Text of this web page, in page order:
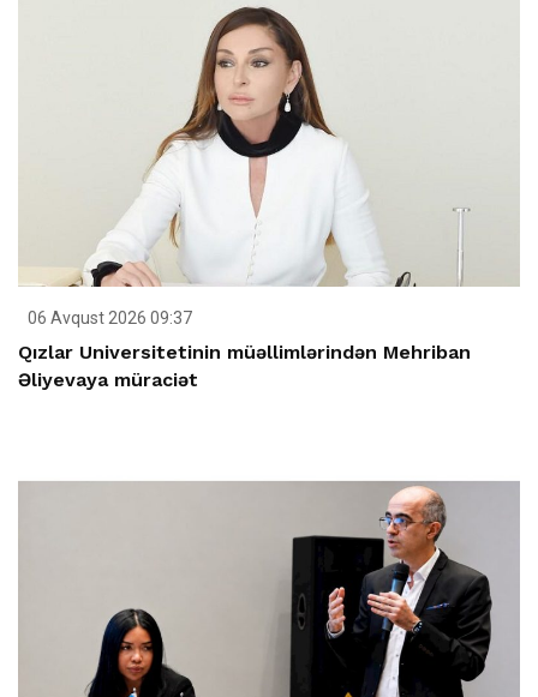
06 Avqust 2026 09:37
Qızlar Universitetinin müəllimlərindən Mehriban
Əliyevaya müraciət